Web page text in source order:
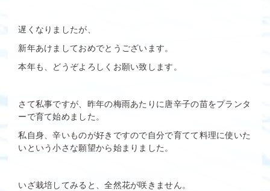
遅くなりましたが、
新年あけましておめでとうございます。
本年も、どうぞよろしくお願い致します。
さて私事ですが、昨年の梅雨あたりに唐辛子の苗をプランタ
ーで育て始めました。
私自身、辛いものが好きですので自分で育てて料理に使いた
いという小さな願望から始まりました。
いざ栽培してみると、全然花が咲きません。